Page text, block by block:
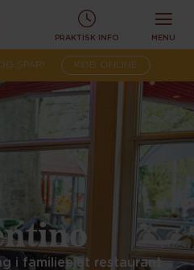
i familieejet restaurant
PRAKTISK INFO MENU
SPAR! KØB ONLINE